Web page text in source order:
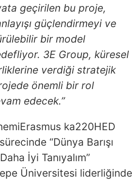
geçirilen bu proje,
güçlendirmeyi ve
bir model
3E Group, küresel
verdiği stratejik
önemli bir rol
edecek.”
ka220HED
“Dünya Barışı
İyi Tanıyalım”
Üniversitesi liderliğinde